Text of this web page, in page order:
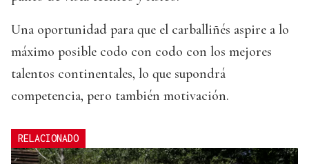
Una oportunidad para que el carballiñés aspire a lo
máximo posible codo con codo con los mejores
talentos continentales, lo que supondrá
competencia, pero también motivación.
RELACIONADO